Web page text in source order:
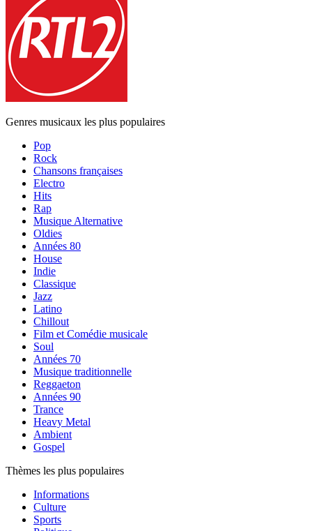
Genres musicaux les plus populaires
Pop
Rock
Chansons françaises
Electro
Hits
Rap
Musique Alternative
Oldies
Années 80
House
Indie
Classique
Jazz
Latino
Chillout
Film et Comédie musicale
Soul
Années 70
Musique traditionnelle
Reggaeton
Années 90
Trance
Heavy Metal
Ambient
Gospel
Thèmes les plus populaires
Informations
Culture
Sports